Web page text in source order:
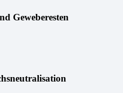
Geweberesten